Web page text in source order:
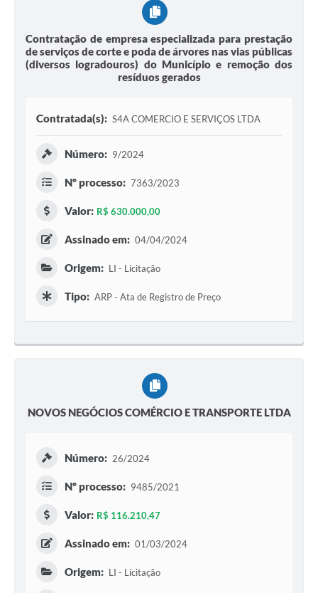
Contratação de empresa especializada para prestação
de serviços de corte e poda de árvores nas vias públicas
(diversos logradouros) do Município e remoção dos
resíduos gerados
Contratada(s): S4A COMERCIO E SERVIÇOS LTDA
Número: 9/2024
Nº processo: 7363/2023
Valor: R$ 630.000,00
Assinado em: 04/04/2024
Origem: LI - Licitação
Tipo: ARP - Ata de Registro de Preço
NOVOS NEGÓCIOS COMÉRCIO E TRANSPORTE LTDA
Número: 26/2024
Nº processo: 9485/2021
Valor: R$ 116.210,47
Assinado em: 01/03/2024
Origem: LI - Licitação